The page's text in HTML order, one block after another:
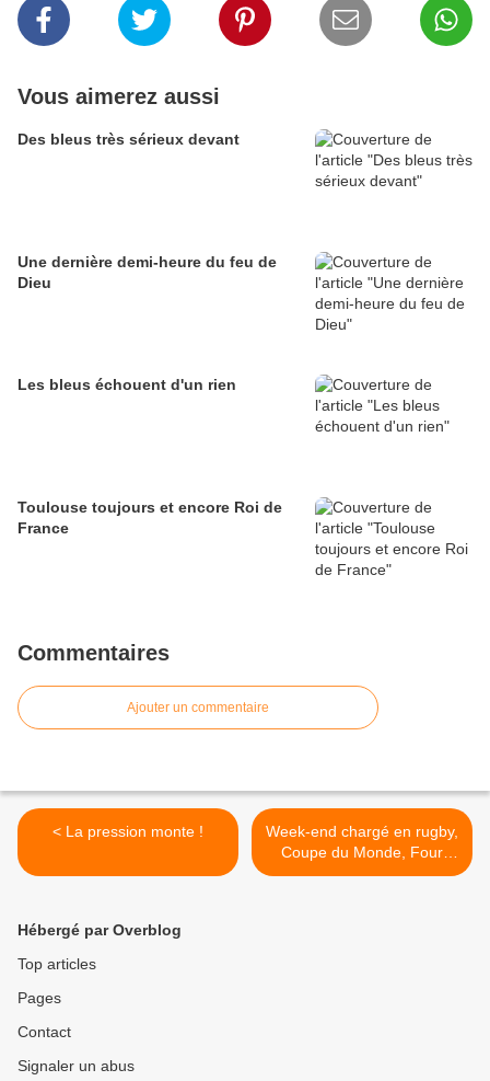
Vous aimerez aussi
Des bleus très sérieux devant
Une dernière demi-heure du feu de
Dieu
Les bleus échouent d'un rien
Toulouse toujours et encore Roi de
France
Commentaires
Ajouter un commentaire
< La pression monte !
Week-end chargé en rugby,
Coupe du Monde, Four
Nations, Top14 et ProD2 >
Hébergé par Overblog
Top articles
Pages
Contact
Signaler un abus